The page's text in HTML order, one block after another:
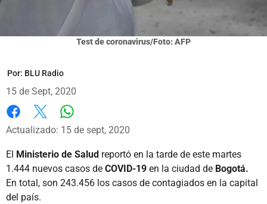
Test de coronavirus/Foto: AFP
Por: BLU Radio
15 de Sept, 2020
Facebook
X
Actualizado: 15 de sept, 2020
El Ministerio de Salud reportó en la tarde de este martes
1.444 nuevos casos de COVID-19 en la ciudad de Bogotá.
En total, son 243.456 los casos de contagiados en la capital
del país.